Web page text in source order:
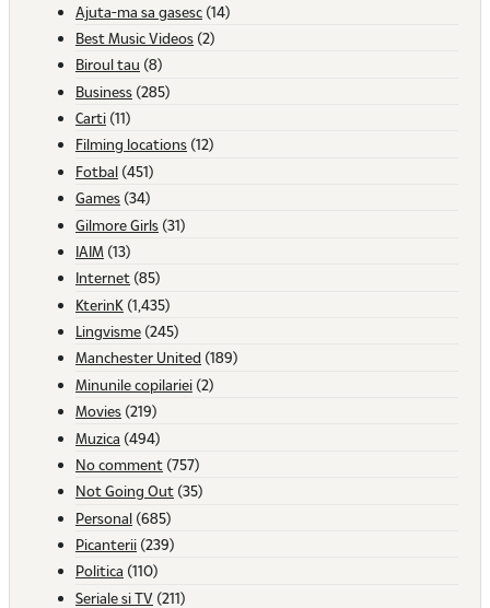
Ajuta-ma sa gasesc (14)
Best Music Videos (2)
Biroul tau (8)
Business (285)
Carti (11)
Filming locations (12)
Fotbal (451)
Games (34)
Gilmore Girls (31)
IAIM (13)
Internet (85)
KterinK (1,435)
Lingvisme (245)
Manchester United (189)
Minunile copilariei (2)
Movies (219)
Muzica (494)
No comment (757)
Not Going Out (35)
Personal (685)
Picanterii (239)
Politica (110)
Seriale si TV (211)